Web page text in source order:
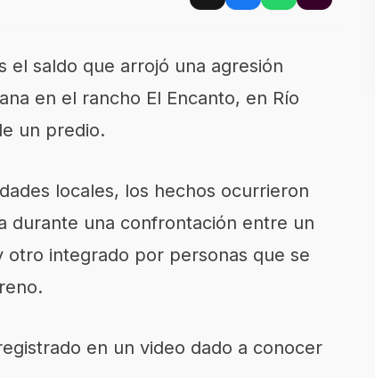
el saldo que arrojó una agresión
en el rancho El Encanto, en Río
un predio.
locales, los hechos ocurrieron
durante una confrontación entre un
integrado por personas que se
en un video dado a conocer